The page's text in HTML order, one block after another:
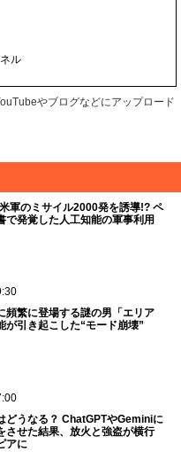
ル
やブログなどにアップロード
軍のミサイル2000発を誘導!? ペ
で発覚した人工知能の軍事利用
頻繁に登場する謎の男「エリア
が引き起こした“モード崩壊”
どうなる？ ChatGPTやGeminiに
させた結果、放火と強盗が横行
アに